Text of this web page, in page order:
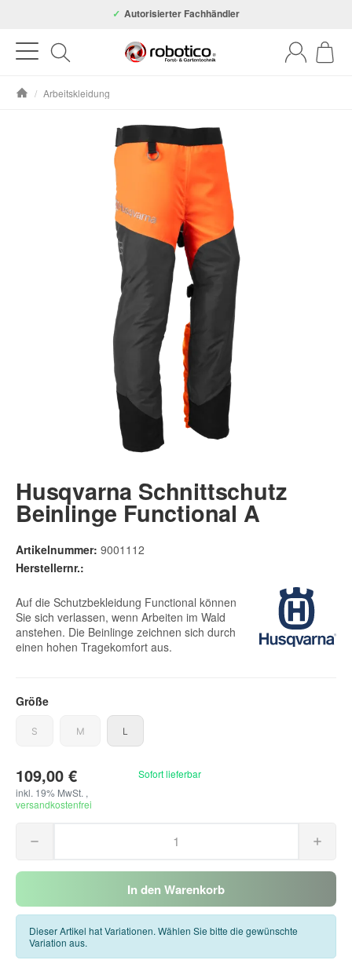
Autorisierter Fachhändler
/ Arbeitskleidung
Husqvarna Schnittschutz
Beinlinge Functional A
Artikelnummer: 9001112
Herstellernr.:
Auf die Schutzbekleidung Functional können
Sie sich verlassen, wenn Arbeiten im Wald
anstehen. Die Beinlinge zeichnen sich durch
einen hohen Tragekomfort aus.
Größe
S MM L
109,00 €
inkl. 19% MwSt. ,
versandkostenfrei
Sofort lieferbar
In den Warenkorb
Dieser Artikel hat Variationen. Wählen Sie bitte die gewünschte
Variation aus.